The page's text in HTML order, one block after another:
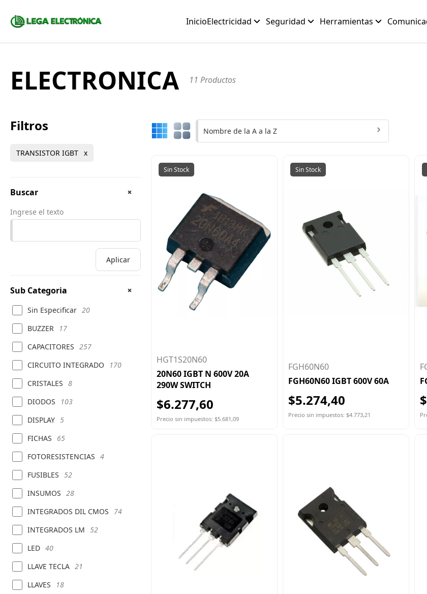
InicioElectricidad Seguridad Herramientas
ELECTRONICA 11 Productos
Filtros
TRANSISTOR IGBT
Buscar
Ingrese el texto
Aplicar
Sub Categoria
Sin Especificar 20
BUZZER
17
CAPACITORES 257
CIRCUITO INTEGRADO
170
CRISTALES 8
DIODOS
103
DISPLAY 5
FICHAS
65
FOTORESISTENCIAS 4
FUSIBLES 52
INSUMOS 28
INTEGRADOS DIL CMOS
74
INTEGRADOS LM 52
LED 40
LLAVE TECLA 21
LLAVES
18
Nombre de la A a la Z
Sin Stock
HGT1S20N60
20N60 IGBT N 600V 20A
290W SWITCH
$6.277,60
Precio sin impuestos: $5.681,09
Sin Stock
FGH60N60
FGH60N60 IGBT 600V 60A
$5.274,40
Precio sin impuestos: $4.773,21